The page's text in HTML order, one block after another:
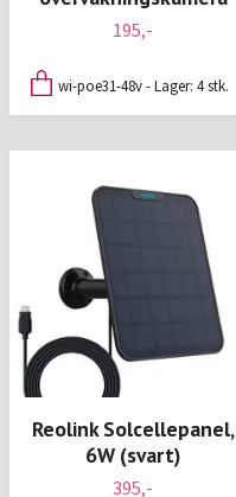
195,-
wi-poe31-48v - Lager: 4 stk.
Reolink Solcellepanel,
6W (svart)
395,-